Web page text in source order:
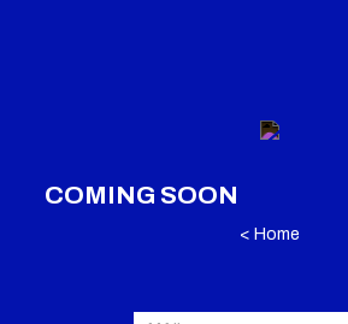
COMING SOON
< Home